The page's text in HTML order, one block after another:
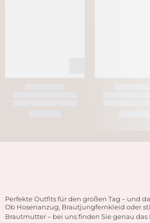
Perfekte Outfits für den großen Tag – und
Ob Hosenanzug, Brautjungfernkleid oder
Brautmutter – bei uns finden Sie genau das